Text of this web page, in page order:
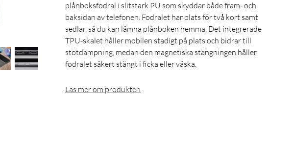
plånboksfodral i slitstark PU som skyddar både fram- och
baksidan av telefonen. Fodralet har plats för två kort samt
sedlar, så du kan lämna plånboken hemma. Det integrerade
TPU-skalet håller mobilen stadigt på plats och bidrar till
stötdämpning, medan den magnetiska stängningen håller
fodralet säkert stängt i ficka eller väska.
Läs mer om produkten